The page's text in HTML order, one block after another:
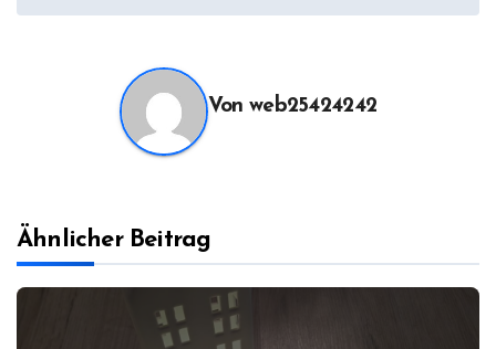
Von web25424242
Ähnlicher Beitrag